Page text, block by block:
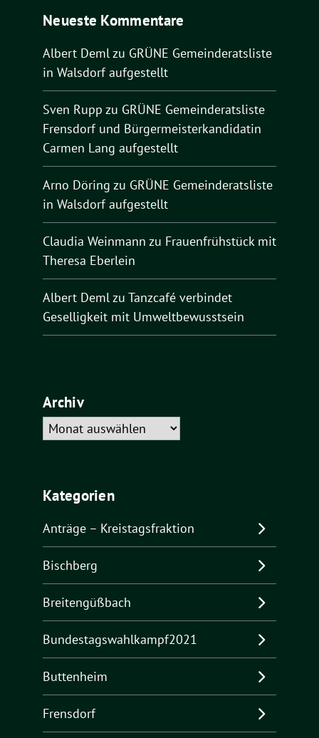
Neueste Kommentare
Albert Demlzu GRÜNE Gemeinderatsliste
in Walsdorf aufgestellt
Sven Rupp zu GRÜNE Gemeinderatsliste
Frensdorf und Bürgermeisterkandidatin
Carmen Lang aufgestellt
Arno Döring zu GRÜNE Gemeinderatsliste
in Walsdorf aufgestellt
Claudia Weinmann zu Frauenfrühstück mit
Theresa Eberlein
Albert Demlzu Tanzcafé verbindet
Geselligkeit mit Umweltbewusstsein
Archiv
Archiv
Kategorien
Anträge – Kreistagsfraktion
Bischberg
Breitengüßbach
Bundestagswahlkampf2021
Buttenheim
Frensdorf